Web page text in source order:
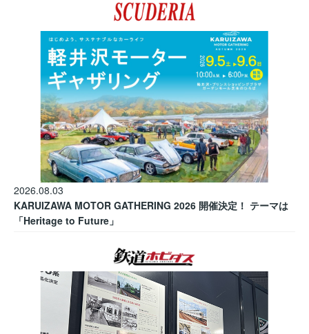
2026.08.03
KARUIZAWA MOTOR GATHERING 2026 開催決定！ テーマは
「Heritage to Future」